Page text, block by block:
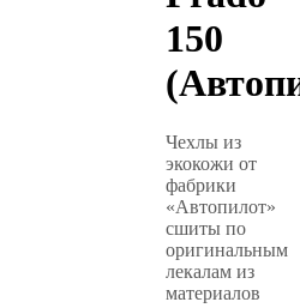
150
Чехлы из
экокожи от
фабрики
«Автопилот»
сшиты по
оригинальным
лекалам из
материалов